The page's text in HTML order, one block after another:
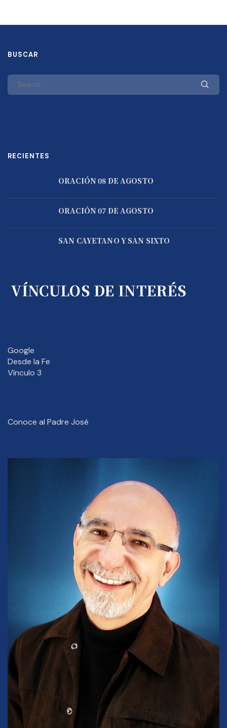
BUSCAR
RECIENTES
ORACIÓN 08 DE AGOSTO
ORACIÓN 07 DE AGOSTO
SAN CAYETANO Y SAN SIXTO
VÍNCULOS DE INTERÉS
Google
Desde la Fe
Vínculo 3
Conoce al Padre José